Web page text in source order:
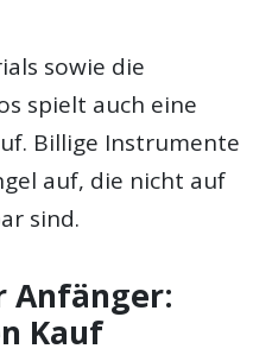
sowie die
spielt auch eine
Billige Instrumente
auf, die nicht auf
sind.
Anfänger:
Kauf